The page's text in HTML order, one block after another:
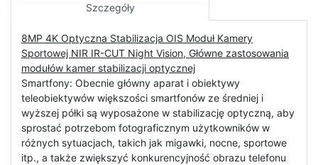
Szczegóły
8MP 4K Optyczna Stabilizacja OIS Moduł Kamery
Sportowej NIR IR-CUT Night Vision, Główne zastosowania
modułów kamer stabilizacji optycznej
Smartfony: Obecnie główny aparat i obiektywy
teleobiektywów większości smartfonów ze średniej i
wyższej półki są wyposażone w stabilizację optyczną, aby
sprostać potrzebom fotograficznym użytkowników w
różnych sytuacjach, takich jak migawki, nocne, sportowe
itp., a także zwiększyć konkurencyjność obrazu telefonu